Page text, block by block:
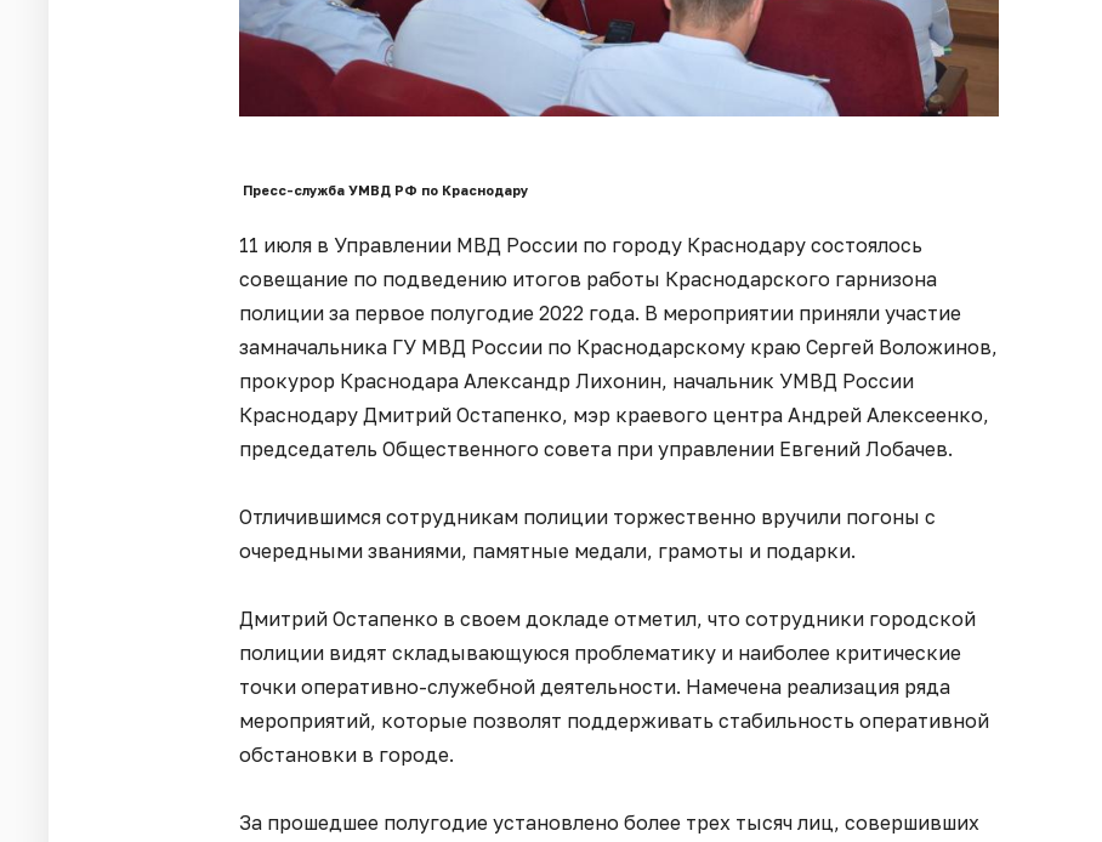
Пресс-служба УМВД РФ по Краснодару
11 июля в Управлении МВД России по городу Краснодару состоялось
совещание по подведению итогов работы Краснодарского гарнизона
полиции за первое полугодие 2022 года. В мероприятии приняли участие
замначальника ГУ МВД России по Краснодарскому краю Сергей Воложинов,
прокурор Краснодара Александр Лихонин, начальник УМВД России
Краснодару Дмитрий Остапенко, мэр краевого центра Андрей Алексеенко,
председатель Общественного совета при управлении Евгений Лобачев.
Отличившимся сотрудникам полиции торжественно вручили погоны с
очередными званиями, памятные медали, грамоты и подарки.
Дмитрий Остапенко в своем докладе отметил, что сотрудники городской
полиции видят складывающуюся проблематику и наиболее критические
точки оперативно-служебной деятельности. Намечена реализация ряда
мероприятий, которые позволят поддерживать стабильность оперативной
обстановки в городе.
За прошедшее полугодие установлено более трех тысяч лиц, совершивших